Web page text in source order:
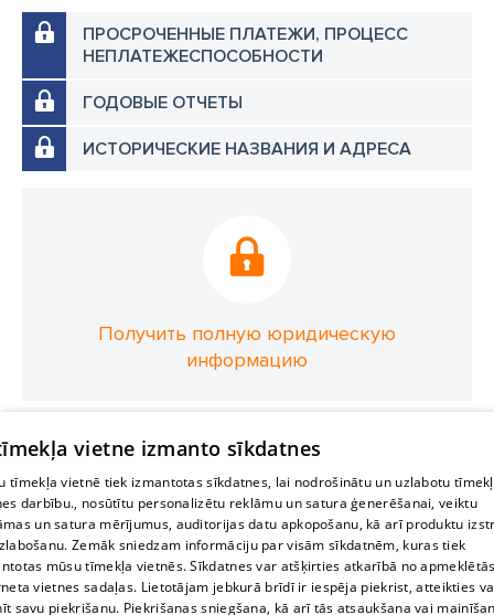
ПРОСРОЧЕННЫЕ ПЛАТЕЖИ, ПРОЦЕСС
НЕПЛАТЕЖЕСПОСОБНОСТИ
ГОДОВЫЕ ОТЧЕТЫ
ИСТОРИЧЕСКИЕ НАЗВАНИЯ И АДРЕСА
Получить полную юридическую
информацию
vietne izmanto sīkdatnes
tīmekļa vietnē tiek izmantotas sīkdatnes, lai nodrošinātu un uzlabotu
darbību., nosūtītu personalizētu reklāmu un satura ģenerēšanai, veiktu
un satura mērījumus, auditorijas datu apkopošanu, kā arī produktu
Zemāk sniedzam informāciju par visām sīkdatnēm, kuras tiek
mūsu tīmekļa vietnēs. Sīkdatnes var atšķirties atkarībā no
vietnes sadaļas. Lietotājam jebkurā brīdī ir iespēja piekrist, atteikties
savu piekrišanu. Piekrišanas sniegšana, kā arī tās atsaukšana vai